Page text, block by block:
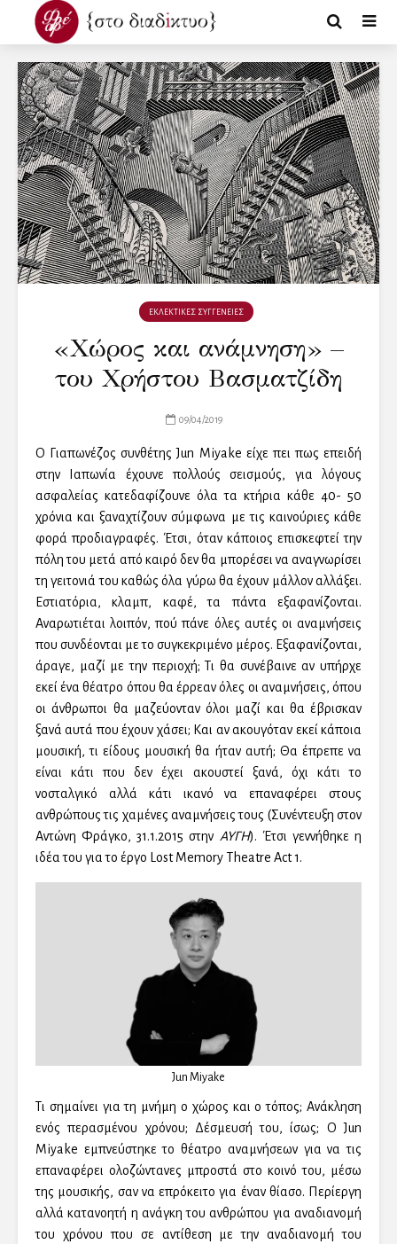
ΕΚΛΕΚΤΙΚΕΣ ΣΥΓΓΕΝΕΙΕΣ
«Χώρος και ανάμνηση» –
του Χρήστου Βασματζίδη
09/04/2019
Ο Γιαπωνέζος συνθέτης Jun Miyake είχε πει πως επειδή
στην Ιαπωνία έχουνε πολλούς σεισμούς, για λόγους
ασφαλείας κατεδαφίζουνε όλα τα κτήρια κάθε 40- 50
χρόνια και ξαναχτίζουν σύμφωνα με τις καινούριες κάθε
φορά προδιαγραφές. Έτσι, όταν κάποιος επισκεφτεί την
πόλη του μετά από καιρό δεν θα μπορέσει να αναγνωρίσει
τη γειτονιά του καθώς όλα γύρω θα έχουν μάλλον αλλάξει.
Εστιατόρια, κλαμπ, καφέ, τα πάντα εξαφανίζονται.
Αναρωτιέται λοιπόν, πού πάνε όλες αυτές οι αναμνήσεις
που συνδέονται με το συγκεκριμένο μέρος. Εξαφανίζονται,
άραγε, μαζί με την περιοχή; Τι θα συνέβαινε αν υπήρχε
εκεί ένα θέατρο όπου θα έρρεαν όλες οι αναμνήσεις, όπου
οι άνθρωποι θα μαζεύονταν όλοι μαζί και θα έβρισκαν
ξανά αυτά που έχουν χάσει; Και αν ακουγόταν εκεί κάποια
μουσική, τι είδους μουσική θα ήταν αυτή; Θα έπρεπε να
είναι κάτι που δεν έχει ακουστεί ξανά, όχι κάτι το
νοσταλγικό αλλά κάτι ικανό να επαναφέρει στους
ανθρώπους τις χαμένες αναμνήσεις τους (Συνέντευξη στον
Αντώνη Φράγκο, 31.1.2015 στην ΑΥΓΗ). Έτσι γεννήθηκε η
ιδέα του για το έργο Lost Memory Theatre Act 1.
Jun Miyake
Τι σημαίνει για τη μνήμη ο χώρος και ο τόπος; Ανάκληση
ενός περασμένου χρόνου; Δέσμευσή του, ίσως; Ο Jun
Miyake εμπνεύστηκε το θέατρο αναμνήσεων για να τις
επαναφέρει ολοζώντανες μπροστά στο κοινό του, μέσω
της μουσικής, σαν να επρόκειτο για έναν θίασο. Περίεργη
αλλά κατανοητή η ανάγκη του ανθρώπου για αναδιανομή
του χρόνου που σε αντίθεση με την αναδιανομή του